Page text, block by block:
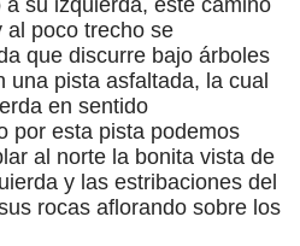
al poco trecho se
que discurre bajo árboles
una pista asfaltada, la cual
en sentido
por esta pista podemos
al norte la bonita vista de
y las estribaciones del
rocas aflorando sobre los